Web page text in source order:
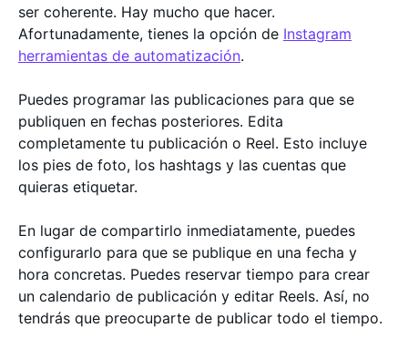
ser coherente. Hay mucho que hacer.
Afortunadamente, tienes la opción de Instagram
herramientas de automatización.
Puedes programar las publicaciones para que se
publiquen en fechas posteriores. Edita
completamente tu publicación o Reel. Esto incluye
los pies de foto, los hashtags y las cuentas que
quieras etiquetar.
En lugar de compartirlo inmediatamente, puedes
configurarlo para que se publique en una fecha y
hora concretas. Puedes reservar tiempo para crear
un calendario de publicación y editar Reels. Así, no
tendrás que preocuparte de publicar todo el tiempo.